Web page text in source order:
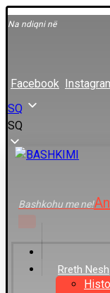
Na ndiqni në
Facebook
SQ
SQ
Bashkohu me ne!
Rreth Nesh